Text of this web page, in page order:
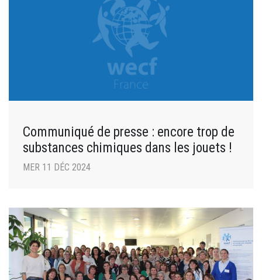
Communiqué de presse : encore trop de
substances chimiques dans les jouets !
MER 11 DÉC 2024